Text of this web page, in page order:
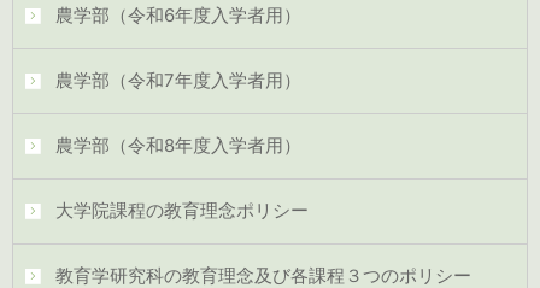
農学部（令和6年度入学者用）
農学部（令和7年度入学者用）
農学部（令和8年度入学者用）
大学院課程の教育理念ポリシー
教育学研究科の教育理念及び各課程３つのポリシー